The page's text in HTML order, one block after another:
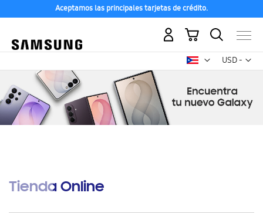
Aceptamos las principales tarjetas de crédito.
USD -
dólar
Mi carrito
Tienda Online